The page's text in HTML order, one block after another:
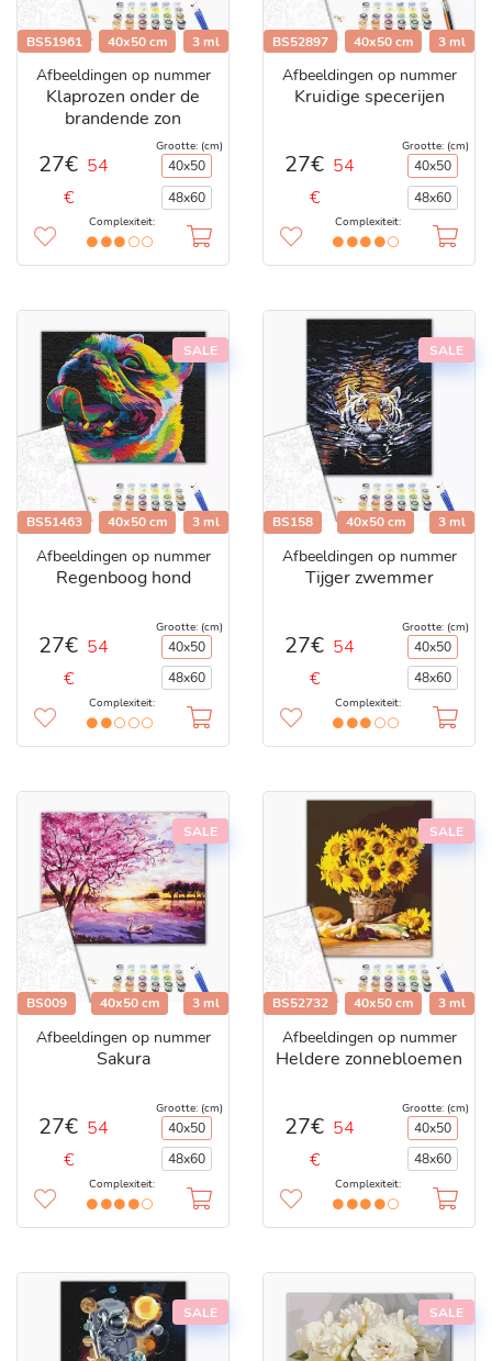
BS51961 40x50 cm 3 ml
Afbeeldingen op nummer
Klaprozen onder de
brandende zon
27€ 54
€
Grootte: (cm)
40x50
48x60
Complexiteit:
BS52897 40x50 cm 3 ml
Afbeeldingen op nummer
Kruidige specerijen
27€ 54
€
Grootte: (cm)
40x50
48x60
Complexiteit:
SALE
BS51463 40x50 cm 3 ml
Afbeeldingen op nummer
Regenboog hond
27€ 54
€
Grootte: (cm)
40x50
48x60
Complexiteit:
SALE
BS158 40x50 cm 3 ml
Afbeeldingen op nummer
Tijger zwemmer
27€ 54
€
Grootte: (cm)
40x50
48x60
Complexiteit:
SALE
BS009 40x50 cm 3 ml
Afbeeldingen op nummer
Sakura
27€ 54
€
Grootte: (cm)
40x50
48x60
Complexiteit:
SALE
BS52732 40x50 cm 3 ml
Afbeeldingen op nummer
Heldere zonnebloemen
27€ 54
€
Grootte: (cm)
40x50
48x60
Complexiteit:
SALE SALE